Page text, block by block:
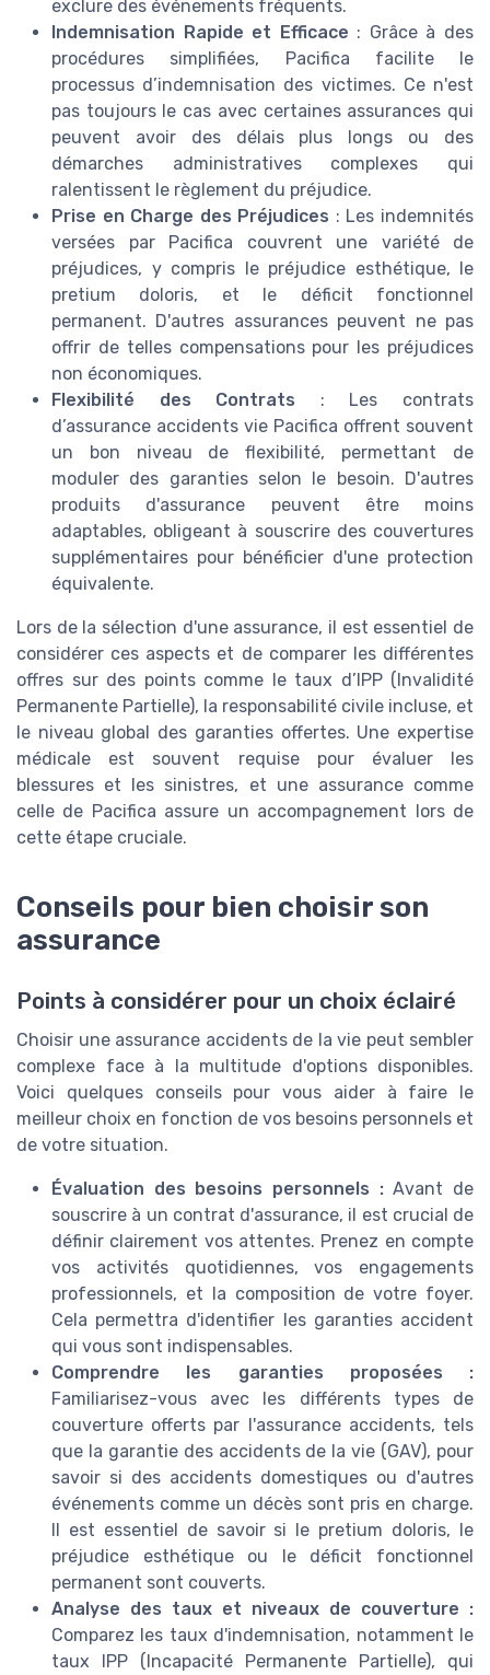
exclure des événements fréquents.
Indemnisation Rapide et Efficace : Grâce à des
procédures simplifiées, Pacifica facilite le
processus d’indemnisation des victimes. Ce n'est
pas toujours le cas avec certaines assurances qui
peuvent avoir des délais plus longs ou des
démarches administratives complexes qui
ralentissent le règlement du préjudice.
Prise en Charge des Préjudices : Les indemnités
versées par Pacifica couvrent une variété de
préjudices, y compris le préjudice esthétique, le
pretium doloris, et le déficit fonctionnel
permanent. D'autres assurances peuvent ne pas
offrir de telles compensations pour les préjudices
non économiques.
Flexibilité des Contrats : Les contrats
d’assurance accidents vie Pacifica offrent souvent
un bon niveau de flexibilité, permettant de
moduler des garanties selon le besoin. D'autres
produits d'assurance peuvent être moins
adaptables, obligeant à souscrire des couvertures
supplémentaires pour bénéficier d'une protection
équivalente.
Lors de la sélection d'une assurance, il est essentiel de
considérer ces aspects et de comparer les différentes
offres sur des points comme le taux d’IPP (Invalidité
Permanente Partielle), la responsabilité civile incluse, et
le niveau global des garanties offertes. Une expertise
médicale est souvent requise pour évaluer les
blessures et les sinistres, et une assurance comme
celle de Pacifica assure un accompagnement lors de
cette étape cruciale.
Conseils pour bien choisir son
assurance
Points à considérer pour un choix éclairé
Choisir une assurance accidents de la vie peut sembler
complexe face à la multitude d'options disponibles.
Voici quelques conseils pour vous aider à faire le
meilleur choix en fonction de vos besoins personnels et
de votre situation.
Évaluation des besoins personnels :Avant de
souscrire à un contrat d'assurance, il est crucial de
définir clairement vos attentes. Prenez en compte
vos activités quotidiennes, vos engagements
professionnels, et la composition de votre foyer.
Cela permettra d'identifier les garanties accident
qui vous sont indispensables.
Comprendre les garanties proposées :
Familiarisez-vous avec les différents types de
couverture offerts par l'assurance accidents, tels
que la garantie des accidents de la vie (GAV), pour
savoir si des accidents domestiques ou d'autres
événements comme un décès sont pris en charge.
Il est essentiel de savoir si le pretium doloris, le
préjudice esthétique ou le déficit fonctionnel
permanent sont couverts.
Analyse des taux et niveaux de couverture :
Comparez les taux d'indemnisation, notamment le
taux IPP (Incapacité Permanente Partielle), qui